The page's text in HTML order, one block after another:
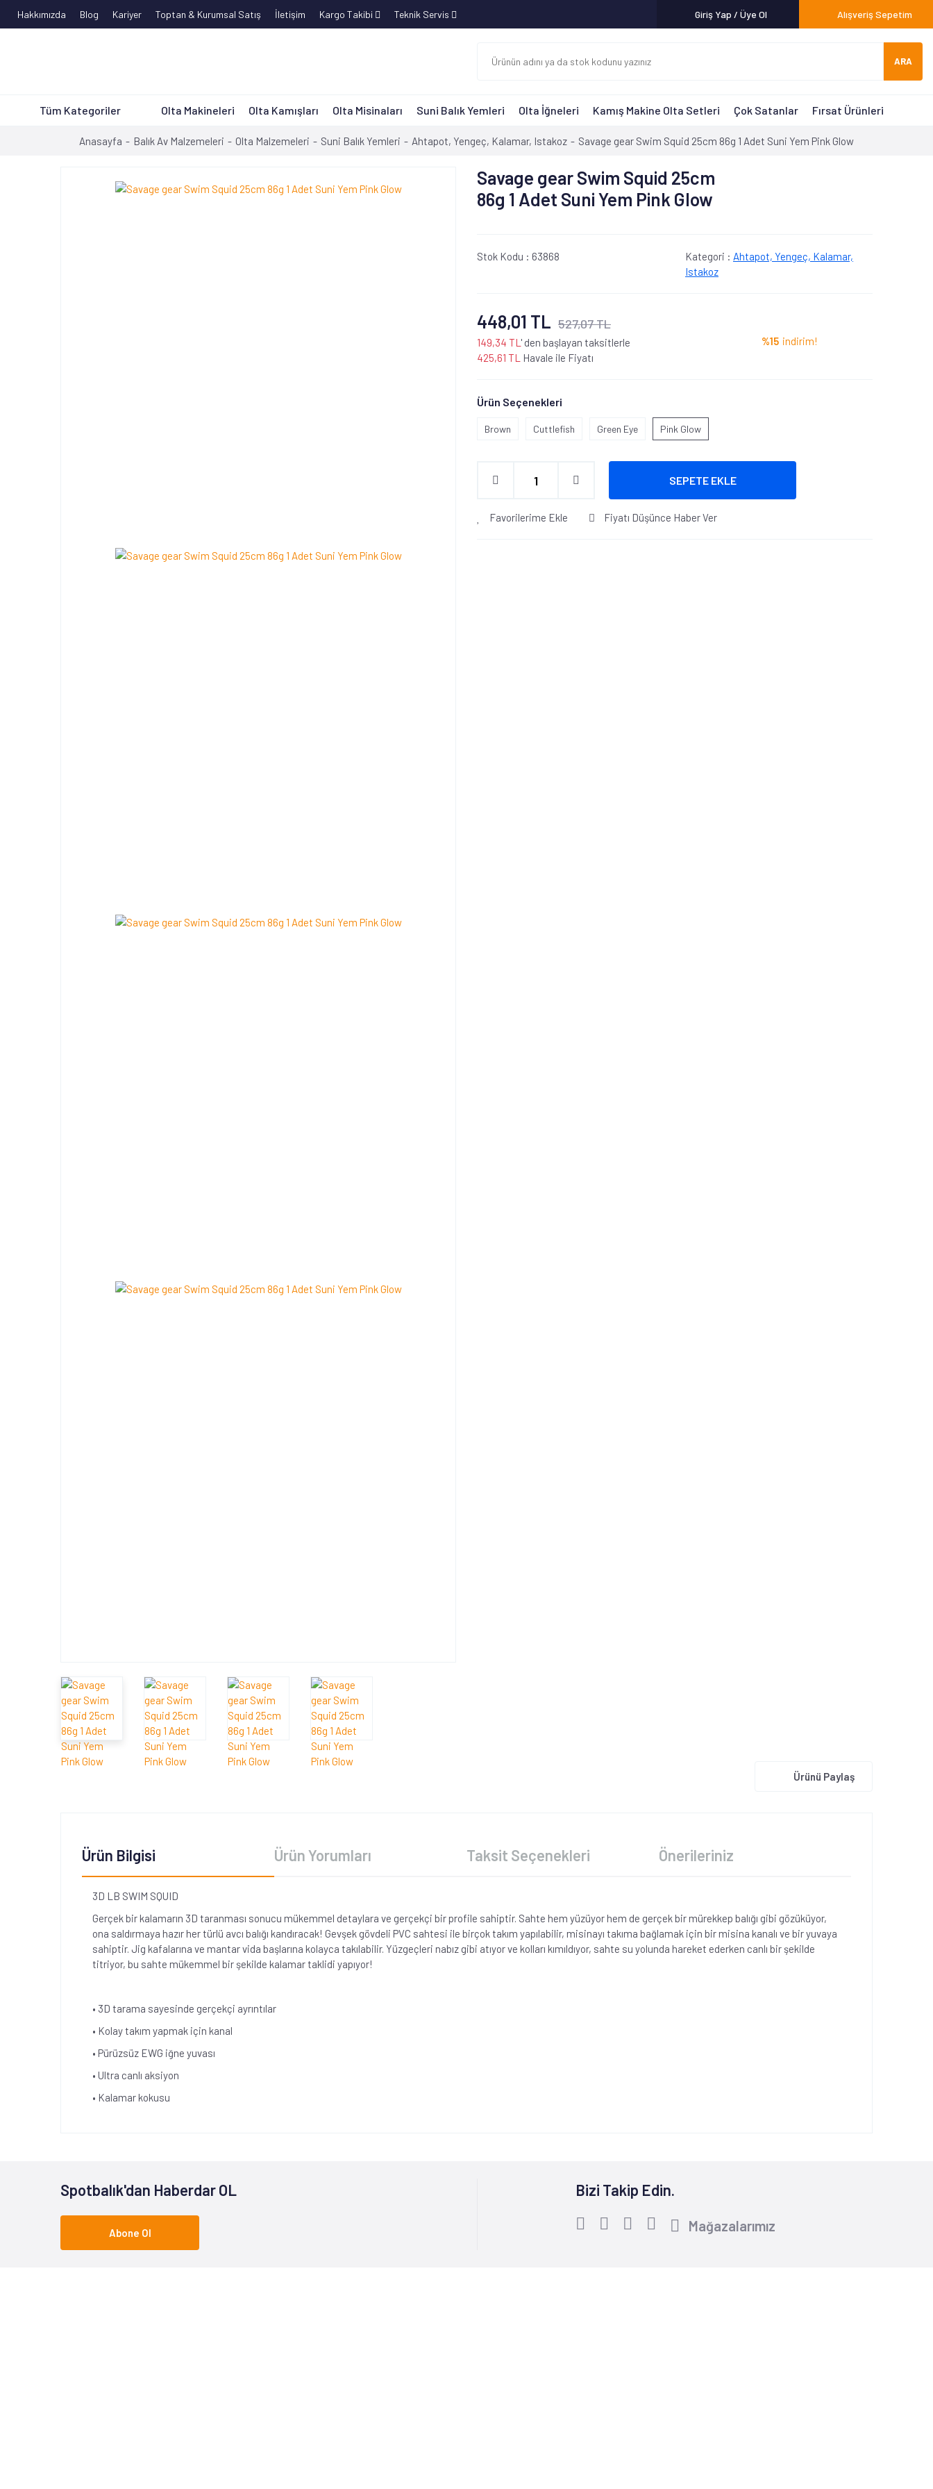
Hakkımızda Blog Kariyer Toptan & Kurumsal Satış İletişim Kargo Takibi Teknik Servis Giriş Yap / Üye Ol Alışveriş Sepetim
ARA
Tüm Kategoriler Olta Makineleri Olta Kamışları Olta Misinaları Suni Balık Yemleri Olta İğneleri Kamış Makine Olta Setleri Çok Satanlar Fırsat Ürünleri
Anasayfa Balık Av Malzemeleri Olta Malzemeleri Suni Balık Yemleri Ahtapot, Yengeç, Kalamar, Istakoz Savage gear Swim Squid 25cm 86g 1 Adet Suni Yem Pink Glow
Savage gear Swim Squid 25cm
86g 1 Adet Suni Yem Pink Glow
Stok Kodu : 63868 Kategori : Ahtapot, Yengeç, Kalamar,
Istakoz
448,01 TL 527,07 TL
149,34 TL ' den başlayan taksitlerle %15 indirim!
425,61 TL
Havale ile Fiyatı
Ürün Seçenekleri
Brown Cuttlefish Green Eye Pink Glow
SEPETE EKLE
Favorilerime Ekle Fiyatı Düşünce Haber Ver
Ürünü Paylaş
Ürün Bilgisi
3D LB SWIM SQUID
Gerçek bir kalamarın 3D taranması sonucu mükemmel detaylara ve gerçekçi bir profile sahiptir. Sahte hem yüzüyor hem de gerçek bir mürekkep balığı gibi gözüküyor,
ona saldırmaya hazır her türlü avcı balığı kandıracak! Gevşek gövdeli PVC sahtesi ile birçok takım yapılabilir, misinayı takıma bağlamak için bir misina kanalı ve bir yuvaya
sahiptir. Jig kafalarına ve mantar vida başlarına kolayca takılabilir. Yüzgeçleri nabız gibi atıyor ve kolları kımıldıyor, sahte su yolunda hareket ederken canlı bir şekilde
titriyor, bu sahte mükemmel bir şekilde kalamar taklidi yapıyor!
• 3D tarama sayesinde gerçekçi ayrıntılar
• Kolay takım yapmak için kanal
• Pürüzsüz EWG iğne yuvası
• Ultra canlı aksiyon
• Kalamar kokusu
Ürün Yorumları Taksit Seçenekleri Önerileriniz
Spotbalık'dan Haberdar OL
Abone Ol
Bizi Takip Edin.
Mağazalarımız